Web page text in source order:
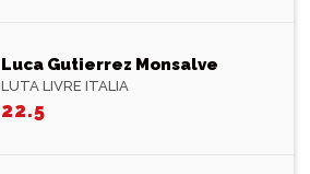
Luca Gutierrez Monsalve
LUTA LIVRE ITALIA
22.5